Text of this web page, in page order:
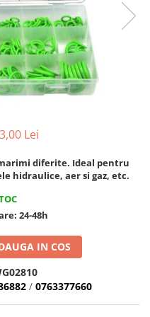
Lei
diferite. Ideal pentru
hidraulice, aer si gaz, etc.
24-48h
IN COS
/ 0763377660